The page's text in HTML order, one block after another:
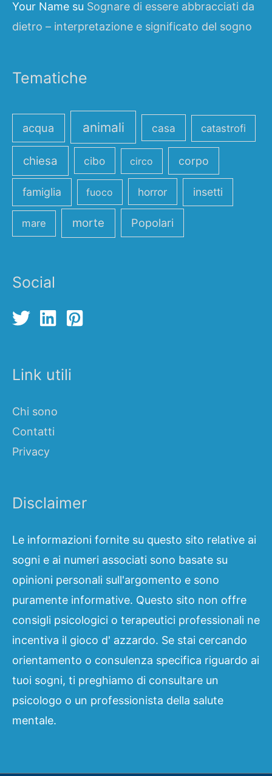
Your Name su Sognare di essere abbracciati da
dietro – interpretazione e significato del sogno
Tematiche
acqua animali casa catastrofi
chiesa cibo circo corpo
famiglia fuoco horror insetti
mare morte Popolari
Social
Link utili
Chi sono
Contatti
Privacy
Disclaimer
Le informazioni fornite su questo sito relative ai
sogni e ai numeri associati sono basate su
opinioni personali sull'argomento e sono
puramente informative. Questo sito non offre
consigli psicologici o terapeutici professionali ne
incentiva il gioco d' azzardo. Se stai cercando
orientamento o consulenza specifica riguardo ai
tuoi sogni, ti preghiamo di consultare un
psicologo o un professionista della salute
mentale.